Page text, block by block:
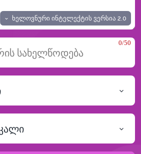
ხელოვნური ინტელექტის ვერსია 2.0
0/50